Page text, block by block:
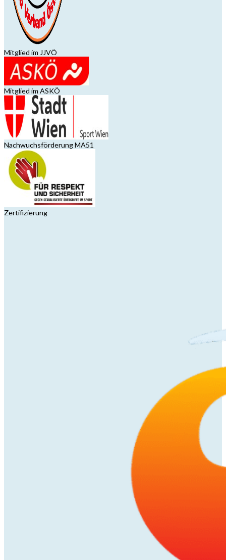
Mitglied im JJVÖ
Mitglied im ASKÖ
Nachwuchsförderung MA51
Zertifizierung